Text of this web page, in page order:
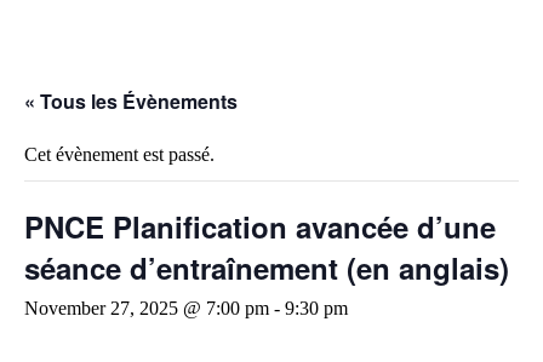
« Tous les Évènements
Cet évènement est passé.
PNCE Planification avancée d’une
séance d’entraînement (en anglais)
November 27, 2025 @ 7:00 pm - 9:30 pm